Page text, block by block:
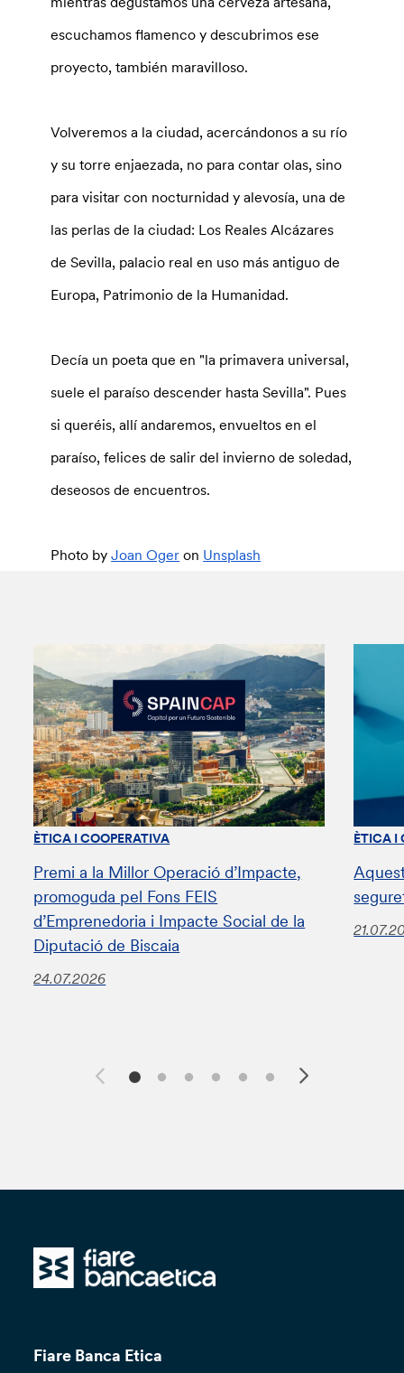
escuchamos flamenco y descubrimos ese
proyecto, también maravilloso.
Volveremos a la ciudad, acercándonos a su río
y su torre enjaezada, no para contar olas, sino
para visitar con nocturnidad y alevosía, una de
las perlas de la ciudad: Los Reales Alcázares
de Sevilla, palacio real en uso más antiguo de
Europa, Patrimonio de la Humanidad.
Decía un poeta que en "la primavera universal,
suele el paraíso descender hasta Sevilla". Pues
si queréis, allí andaremos, envueltos en el
paraíso, felices de salir del invierno de soledad,
deseosos de encuentros.
Photo by Joan Oger on Unsplash
ÈTICA I COOPERATIVA
Premi a la Millor Operació d’Impacte,
promoguda pel Fons FEIS
d’Emprenedoria i Impacte Social de la
Diputació de Biscaia
24.07.2026
ÈTICA I
Fiare Banca Etica